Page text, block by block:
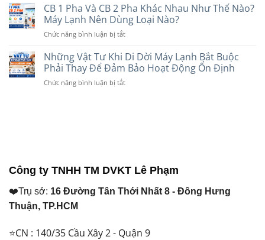
Hợp
Với
Cầu
2026
Trần
Tốt
Hơn?
So
Chi
Tiết
Khi
Sánh
Điện
Cadivi
Daphaco:
Nên
Loại
CB 1 Pha Và CB 2 Pha Khác Nhau Như Thế Nào?
Máy Lạnh Nên Dùng Loại Nào?
Chức năng bình luận bị tắtở
1
Pha
Và
CB
Lạnh
Dùng
Những Vật Tư Khi Di Dời Máy Lạnh Bắt Buộc
Phải Thay Để Đảm Bảo Hoạt Động Ổn Định
Chức năng bình luận bị tắtở
Bắt
Phải
Bảo
Công ty TNHH TM DVKT Lê Phạm
❤️Trụ sở: 16 Đường Tân Thới Nhất 8 - Đông Hưng
Thuận, TP.HCM
⭐CN : 140/35 Cầu Xây 2 - Quận 9